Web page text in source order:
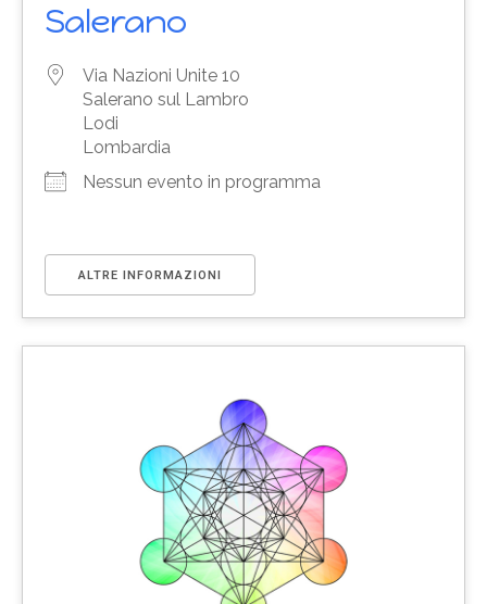
Salerano
Via Nazioni Unite 10
Salerano sul Lambro
Lodi
Lombardia
Nessun evento in programma
ALTRE INFORMAZIONI